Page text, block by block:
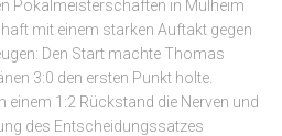
Pokalmeisterschaften in Mülheim
mit einem starken Auftakt gegen
Den Start machte Thomas
3:0 den ersten Punkt holte.
1:2 Rückstand die Nerven und
des Entscheidungssatzes